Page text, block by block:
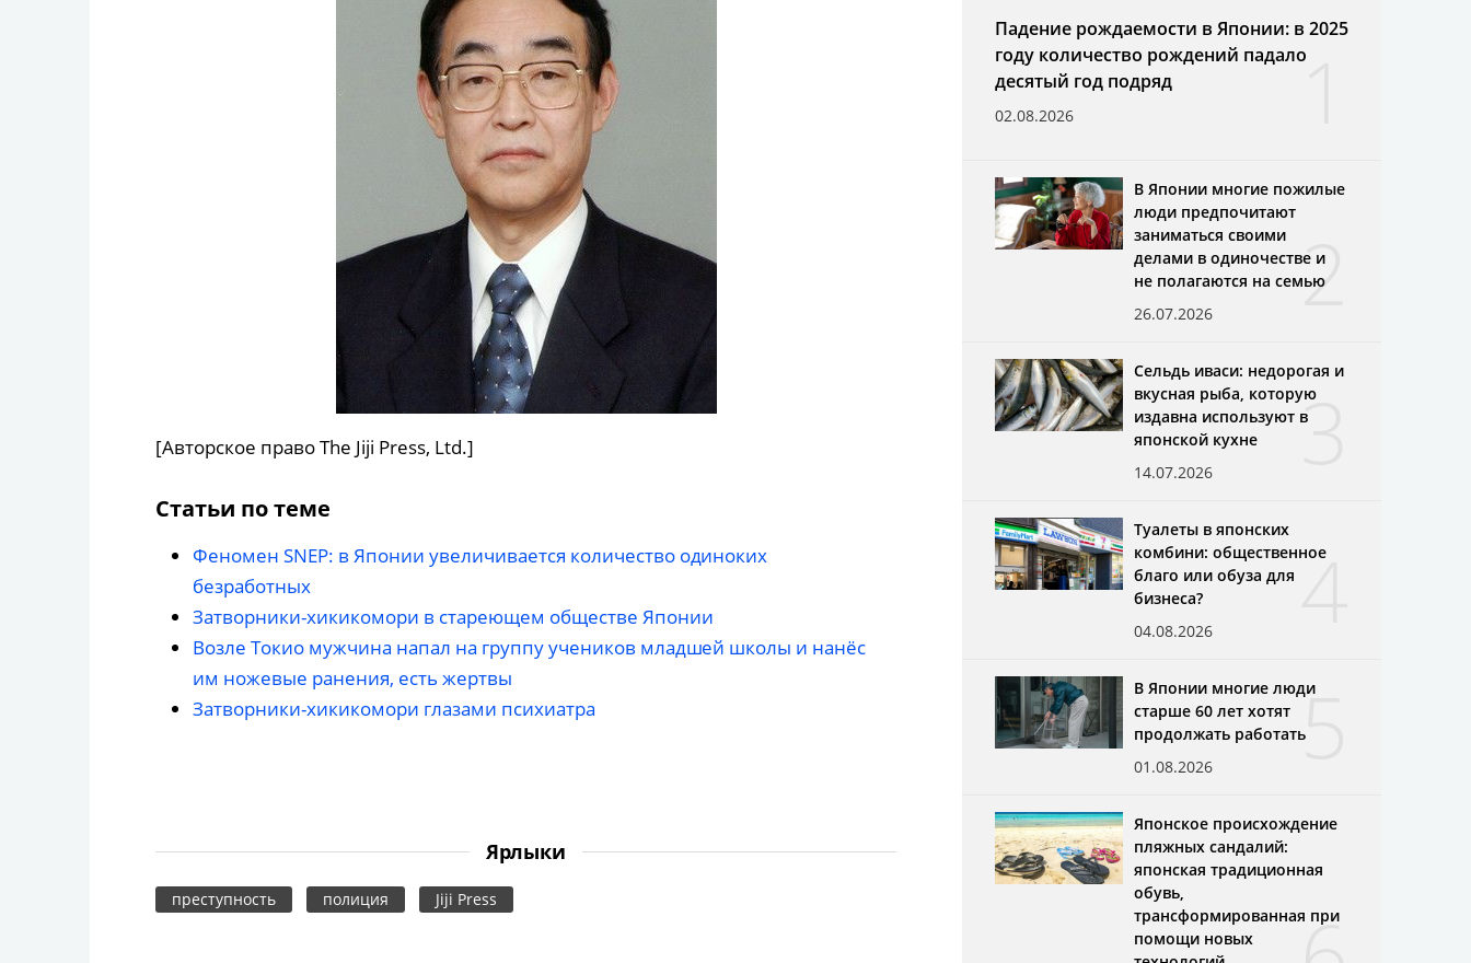
[Авторское право The Jiji Press, Ltd.]
Статьи по теме
Феномен SNEP: в Японии увеличивается количество одиноких
безработных
Затворники-хикикомори в стареющем обществе Японии
Возле Токио мужчина напал на группу учеников младшей школы и нанёс
им ножевые ранения, есть жертвы
Затворники-хикикомори глазами психиатра
Ярлыки
преступность полиция Jiji Press
1
Падение рождаемости в Японии: в 2025
году количество рождений падало
десятый год подряд
02.08.2026
2
В Японии многие пожилые
люди предпочитают
заниматься своими
делами в одиночестве и
не полагаются на семью
26.07.2026
3
Сельдь иваси: недорогая и
вкусная рыба, которую
издавна используют в
японской кухне
14.07.2026
4
Туалеты в японских
комбини: общественное
благо или обуза для
бизнеса?
04.08.2026
5
В Японии многие люди
старше 60 лет хотят
продолжать работать
01.08.2026
Японское происхождение
пляжных сандалий:
японская традиционная
обувь,
трансформированная при
помощи новых